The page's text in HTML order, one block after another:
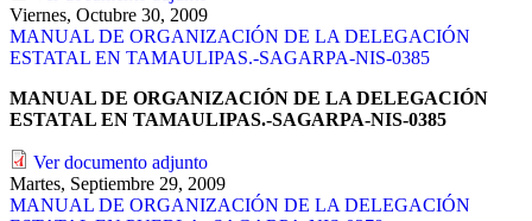
Viernes, Octubre 30, 2009
MANUAL DE ORGANIZACIÓN DE LA DELEGACIÓN
ESTATAL EN TAMAULIPAS.-SAGARPA-NIS-0385
MANUAL DE ORGANIZACIÓN DE LA DELEGACIÓN
ESTATAL EN TAMAULIPAS.-SAGARPA-NIS-0385
Ver documento adjunto
Martes, Septiembre 29, 2009
MANUAL DE ORGANIZACIÓN DE LA DELEGACIÓN